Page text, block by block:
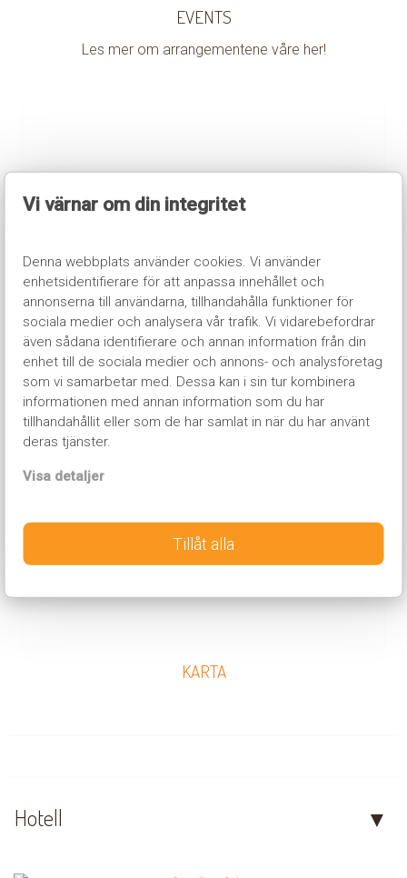
Vi värnar om din integritet
Denna webbplats använder cookies. Vi använder
enhetsidentifierare för att anpassa innehållet och
annonserna till användarna, tillhandahålla funktioner för
sociala medier och analysera vår trafik. Vi vidarebefordrar
även sådana identifierare och annan information från din
enhet till de sociala medier och annons- och analysföretag
som vi samarbetar med. Dessa kan i sin tur kombinera
informationen med annan information som du har
tillhandahållit eller som de har samlat in när du har använt
deras tjänster.
Visa detaljer
Tillåt alla
EVENTS
Les mer om arrangementene våre her!
TRYGG BOKNING
KARTA
Hotell